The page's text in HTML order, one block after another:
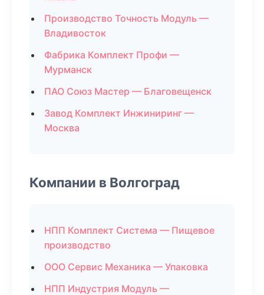
Производство Точность Модуль —
Владивосток
Фабрика Комплект Профи —
Мурманск
ПАО Союз Мастер — Благовещенск
Завод Комплект Инжиниринг —
Москва
Компании в Волгоград
НПП Комплект Система — Пищевое
производство
ООО Сервис Механика — Упаковка
НПП Индустрия Модуль —